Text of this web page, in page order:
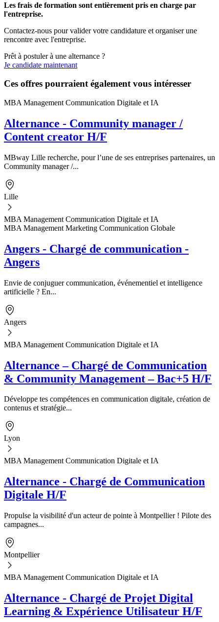
Les frais de formation sont entièrement pris en charge par
l'entreprise.
Contactez-nous pour valider votre candidature et organiser une
rencontre avec l'entreprise.
Prêt à postuler à une alternance ?
Je candidate maintenant
Ces offres pourraient également vous intéresser
MBA Management Communication Digitale et IA
Alternance - Community manager /
Content creator H/F
MBway Lille recherche, pour l’une de ses entreprises partenaires, un
Community manager /...
Lille
MBA Management Communication Digitale et IA
MBA Management Marketing Communication Globale
Angers - Chargé de communication -
Angers
Envie de conjuguer communication, événementiel et intelligence
artificielle ? En...
Angers
MBA Management Communication Digitale et IA
Alternance – Chargé de Communication
& Community Management – Bac+5 H/F
Développe tes compétences en communication digitale, création de
contenus et stratégie...
Lyon
MBA Management Communication Digitale et IA
Alternance - Chargé de Communication
Digitale H/F
Propulse la visibilité d'un acteur de pointe à Montpellier ! Pilote des
campagnes...
Montpellier
MBA Management Communication Digitale et IA
Alternance - Chargé de Projet Digital
Learning & Expérience Utilisateur H/F